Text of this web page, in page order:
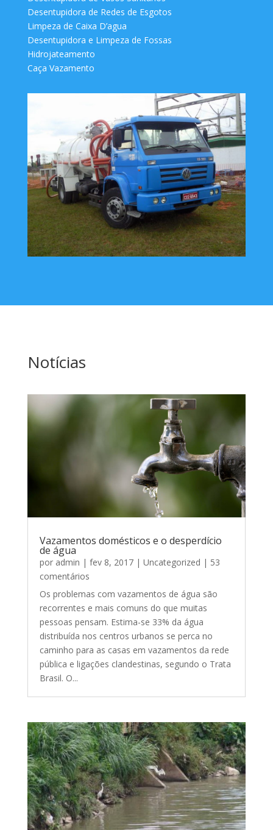
Desentupidora de Redes de Esgotos
Limpeza de Caixa D’agua
Desentupidora e Limpeza de Fossas
Hidrojateamento
Caça Vazamento
Notícias
Vazamentos domésticos e o desperdício
de água
por admin | fev 8, 2017| Uncategorized | 53
comentários
Os problemas com vazamentos de água são
recorrentes e mais comuns do que muitas
pessoas pensam. Estima-se 33% da água
distribuída nos centros urbanos se perca no
caminho para as casas em vazamentos da rede
pública e ligações clandestinas, segundo o Trata
Brasil. O...